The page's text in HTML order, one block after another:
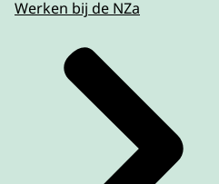
Werken bij de NZa